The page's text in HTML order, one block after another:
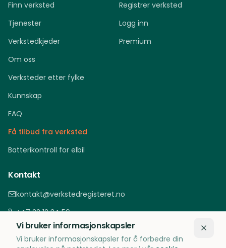
Finn verksted
Tjenester
Verkstedkjeder
Om oss
Verksteder etter fylke
Kunnskap
FAQ
Få tilbud fra verksted
Batterikontroll for elbil
Registrer verksted
Logg inn
Premium
Kontakt
kontakt@verkstedregisteret.no
+47 22 12 34 56
Oslo, Norge
Vi bruker informasjonskapsler
Vi bruker informasjonskapsler for å forbedre din